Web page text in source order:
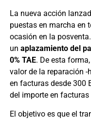
La nueva acción
puestas en marcha en
ocasión en la
un aplazamiento del
0% TAE. De esta
valor de la reparación
en facturas desde 300
del importe en facturas
El objetivo es que el